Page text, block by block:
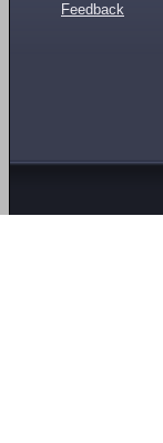
Feedback